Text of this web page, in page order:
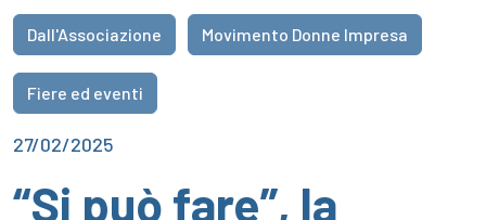
Dall'Associazione Movimento Donne Impresa
Fiere ed eventi
27/02/2025
“Si può fare”, la